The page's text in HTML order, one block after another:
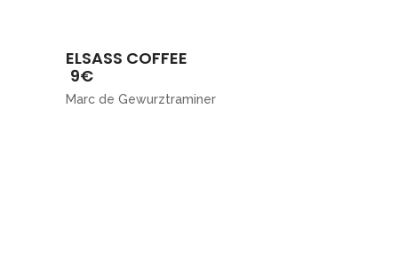
ELSASS COFFEE
9€
Marc de Gewurztraminer